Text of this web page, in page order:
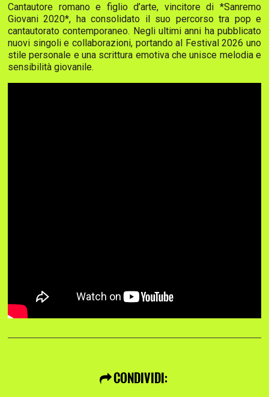
Cantautore romano e figlio d’arte, vincitore di *Sanremo
Giovani 2020*, ha consolidato il suo percorso tra pop e
cantautorato contemporaneo. Negli ultimi anni ha pubblicato
nuovi singoli e collaborazioni, portando al Festival 2026 uno
stile personale e una scrittura emotiva che unisce melodia e
sensibilità giovanile.
CONDIVIDI: